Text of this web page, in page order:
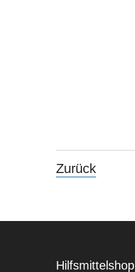
Zurück
Hilfsmittelshop